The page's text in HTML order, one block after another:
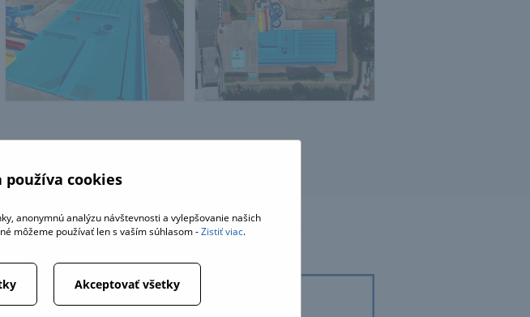
cookies
anonymnú analýzu návštevnosti a vylepšovanie našich
môžeme používať len s vaším súhlasom -Zistiť viac.
Akceptovať všetky